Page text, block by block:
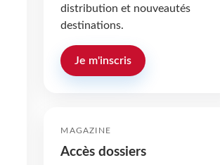
distribution et nouveautés
destinations.
Je m'inscris
MAGAZINE
Accès dossiers